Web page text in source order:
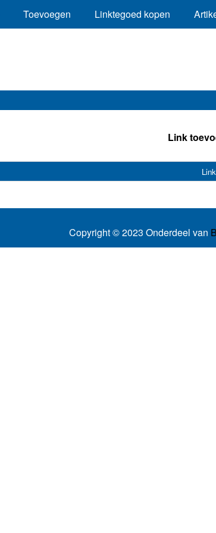
Toevoegen Linktegoed kopen
Link
Copyright © 2023 Onderdeel van